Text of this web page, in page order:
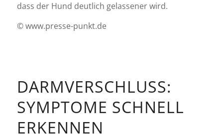
dass der Hund deutlich gelassener wird.
© www.presse-punkt.de
DARMVERSCHLUSS:
SYMPTOME SCHNELL
ERKENNEN